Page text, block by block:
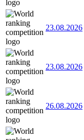
23.08.2026
23.08.2026
26.08.2026